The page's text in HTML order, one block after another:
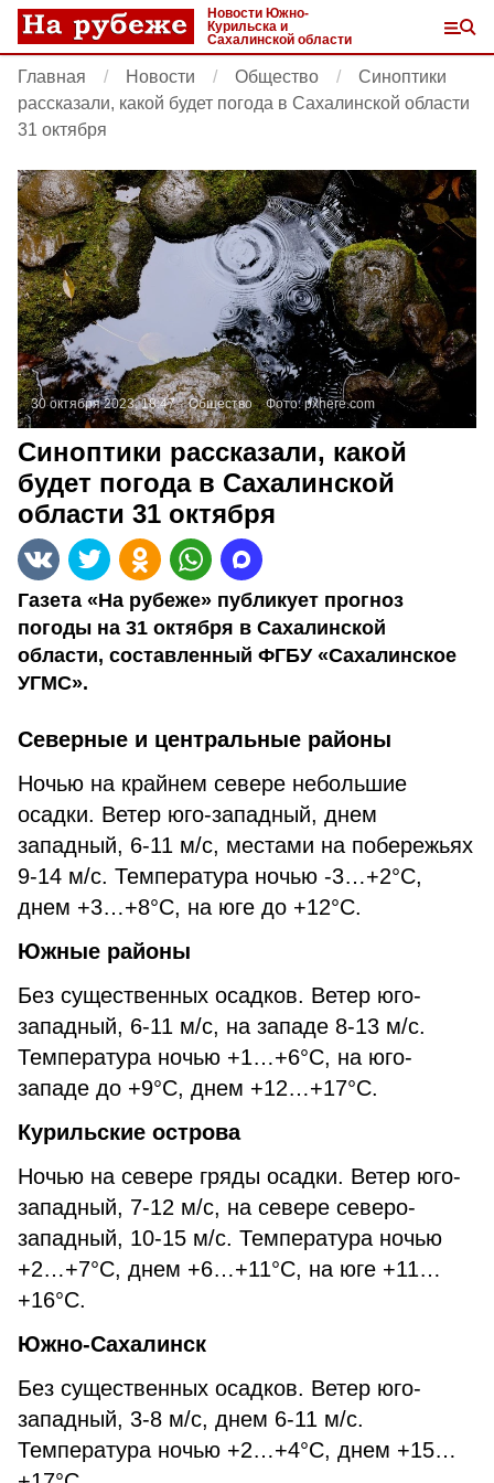
Новости Южно-
Курильска и
Сахалинской области
Главная Новости Общество
Синоптики
рассказали, какой будет погода в Сахалинской области
31 октября
30 октября 2023, 18:47 Общество Фото:pxhere.com
Синоптики рассказали, какой
будет погода в Сахалинской
области 31 октября
Газета «На рубеже» публикует прогноз
погоды на 31 октября в Сахалинской
области, составленный ФГБУ «Сахалинское
УГМС».
Северные и центральные районы
Ночью на крайнем севере небольшие
осадки. Ветер юго-западный, днем
западный, 6-11 м/с, местами на побережьях
9-14 м/с. Температура ночью -3…+2°С,
днем +3…+8°С, на юге до +12°С.
Южные районы
Без существенных осадков. Ветер юго-
западный, 6-11 м/с, на западе 8-13 м/с.
Температура ночью +1…+6°С, на юго-
западе до +9°С, днем +12…+17°С.
Курильские острова
Ночью на севере гряды осадки. Ветер юго-
западный, 7-12 м/с, на севере северо-
западный, 10-15 м/с. Температура ночью
+2…+7°С, днем +6…+11°С, на юге +11…
+16°С.
Южно-Сахалинск
Без существенных осадков. Ветер юго-
западный, 3-8 м/с, днем 6-11 м/с.
Температура ночью +2…+4°С, днем +15…